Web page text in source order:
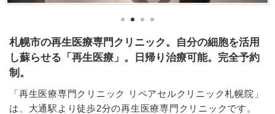
札幌市の再生医療専門クリニック。自分の細胞を活用
し蘇らせる「再生医療」。日帰り治療可能。完全予約
制。
「再生医療専門クリニック リペアセルクリニック札幌院」
は、大通駅より徒歩2分の再生医療専門クリニックです。